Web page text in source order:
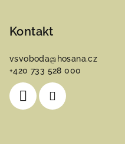
Kontakt
vsvoboda@ hosana.cz
+420 733 528 000